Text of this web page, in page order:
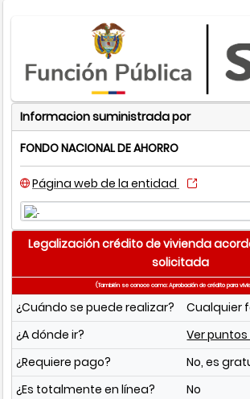
Informacion suministrada por
FONDO NACIONAL DE AHORRO
Página web de la entidad
Legalización crédito de vivienda
solicitada
(También se conoce como: Aprobación de crédito para
¿Cuándo se puede realizar?
Cualquier
¿A dónde ir?
Ver
¿Requiere pago?
No, es
¿Es totalmente en línea?
No